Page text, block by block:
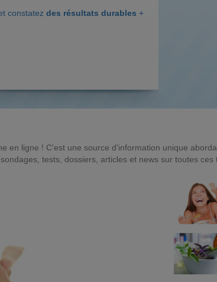
constatez des résultats durables +
en ligne ! C'est une source d'information unique
tests, dossiers, articles et news sur toutes ces